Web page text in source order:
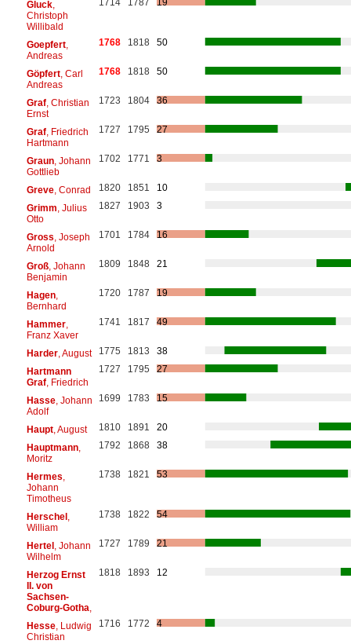
Gluck,
Christoph
Willibald
1714 1787 19
Goepfert,
Andreas
1768 1818 50
Göpfert, Carl
Andreas
1768 1818 50
Graf, Christian
Ernst
1723 1804 36
Graf, Friedrich
Hartmann
1727 1795 27
Graun, Johann
Gottlieb
1702 1771 3
Greve, Conrad 1820 1851
10
Grimm , Julius
Otto
1827 1903 3
Gross , Joseph
Arnold
1701 1784 16
Groß, Johann
Benjamin
1809 1848 21
Hagen,
Bernhard
1720 1787 19
Hammer,
Franz Xaver
1741 1817 49
Harder, August 1775 1813
38
Hartmann
Graf, Friedrich
1727 1795 27
Hasse, Johann
Adolf
1699 1783 15
Haupt, August 1810 1891
20
Hauptmann,
Moritz
1792 1868 38
Hermes
Johann
Timotheus
1738 1821 53
Herschel,
William
1738 1822 54
Hertel, Johann
Wilhelm
1727 1789 21
Herzog Ernst
II. von
Sachsen-
Coburg-Gotha
1818 1893 12
Hesse, Ludwig
Christian
1716 1772 4